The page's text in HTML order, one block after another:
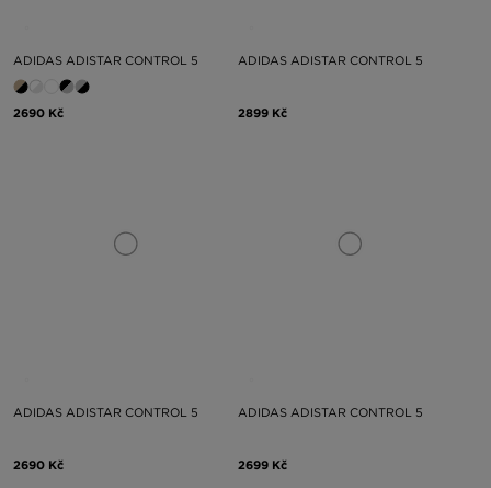
ADIDAS ADISTAR CONTROL 5
2690 Kč
ADIDAS ADISTAR CONTROL 5
2899 Kč
ADIDAS ADISTAR CONTROL 5
2690 Kč
ADIDAS ADISTAR CONTROL 5
2699 Kč